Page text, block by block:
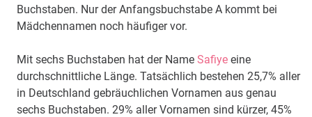
Buchstaben. Nur der Anfangsbuchstabe A kommt bei
Mädchennamen noch häufiger vor.
Mit sechs Buchstaben hat der Name Safiye eine
durchschnittliche Länge. Tatsächlich bestehen 25,7% aller
in Deutschland gebräuchlichen Vornamen aus genau
sechs Buchstaben. 29% aller Vornamen sind kürzer, 45%